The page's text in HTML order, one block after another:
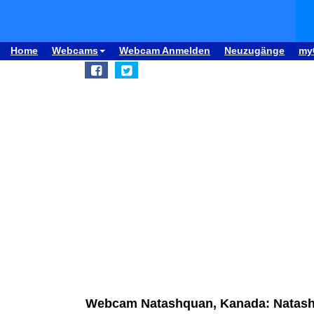
Home Webcams Webcam Anmelden Neuzugänge
Webcam Natashquan, Kanada: